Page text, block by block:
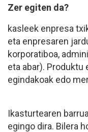
Zer egiten da?
kasleek enpresa
eta enpresaren
korporatiboa,
eta abar). Produktu
egindakoak edo
Ikasturtearen
egingo dira. Bilera